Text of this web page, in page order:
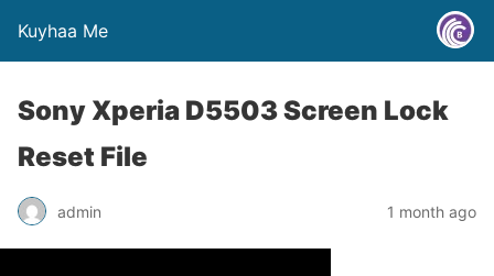
Kuyhaa Me
Sony Xperia D5503 Screen Lock
Reset File
admin 1 month ago